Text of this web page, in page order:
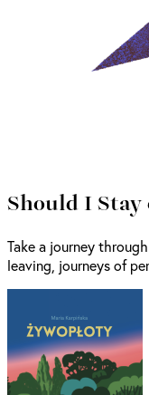
Should I
Take a journey
leaving, journeys of